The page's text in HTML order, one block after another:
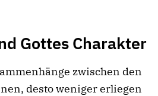
Gottes Charakter
zwischen den
desto weniger erliegen